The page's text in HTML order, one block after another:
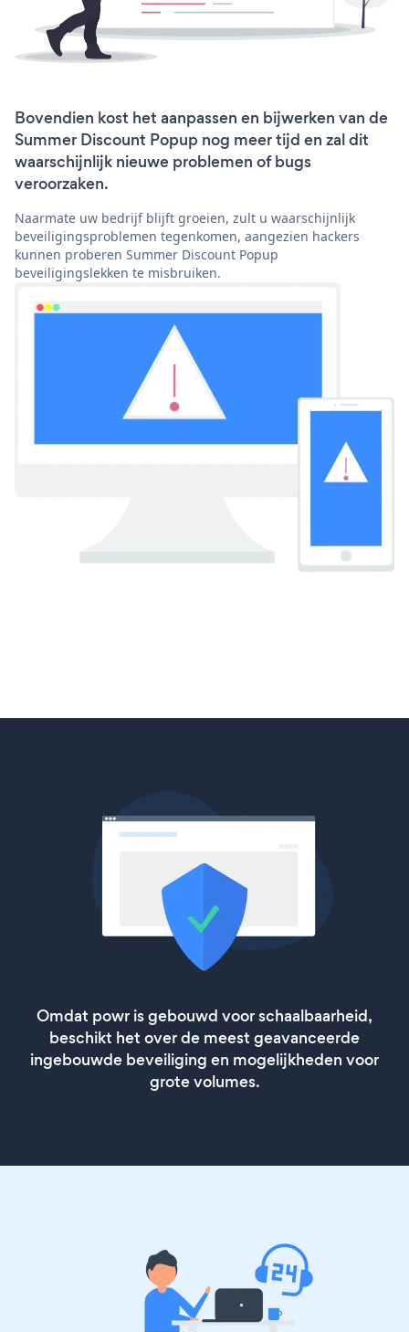
Bovendien kost het aanpassen en bijwerken van de
Summer Discount Popup nog meer tijd en zal dit
waarschijnlijk nieuwe problemen of bugs
veroorzaken.
Naarmate uw bedrijf blijft groeien, zult u waarschijnlijk
beveiligingsproblemen tegenkomen, aangezien hackers
kunnen proberen Summer Discount Popup
beveiligingslekken te misbruiken.
Omdat powr is gebouwd voor schaalbaarheid,
beschikt het over de meest geavanceerde
ingebouwde beveiliging en mogelijkheden voor
grote volumes.